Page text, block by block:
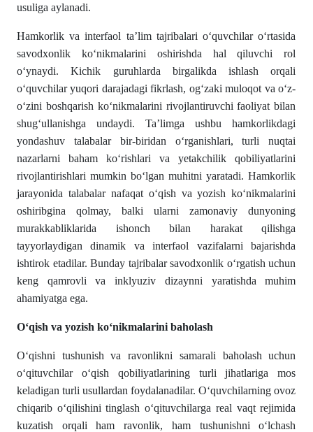
usuliga aylanadi.
Hamkorlik va interfaol ta’lim tajribalari oʻquvchilar oʻrtasida
savodxonlik koʻnikmalarini oshirishda hal qiluvchi rol
oʻynaydi. Kichik guruhlarda birgalikda ishlash orqali
oʻquvchilar yuqori darajadagi fikrlash, ogʻzaki muloqot va oʻz-
oʻzini boshqarish koʻnikmalarini rivojlantiruvchi faoliyat bilan
shugʻullanishga undaydi. Ta’limga ushbu hamkorlikdagi
yondashuv talabalar bir-biridan oʻrganishlari, turli nuqtai
nazarlarni baham koʻrishlari va yetakchilik qobiliyatlarini
rivojlantirishlari mumkin boʻlgan muhitni yaratadi. Hamkorlik
jarayonida talabalar nafaqat oʻqish va yozish koʻnikmalarini
oshiribgina qolmay, balki ularni zamonaviy dunyoning
murakkabliklarida ishonch bilan harakat qilishga
tayyorlaydigan dinamik va interfaol vazifalarni bajarishda
ishtirok etadilar. Bunday tajribalar savodxonlik oʻrgatish uchun
keng qamrovli va inklyuziv dizaynni yaratishda muhim
ahamiyatga ega.
Oʻqish va yozish koʻnikmalarini baholash
Oʻqishni tushunish va ravonlikni samarali baholash uchun
oʻqituvchilar oʻqish qobiliyatlarining turli jihatlariga mos
keladigan turli usullardan foydalanadilar. Oʻquvchilarning ovoz
chiqarib oʻqilishini tinglash oʻqituvchilarga real vaqt rejimida
kuzatish orqali ham ravonlik, ham tushunishni oʻlchash